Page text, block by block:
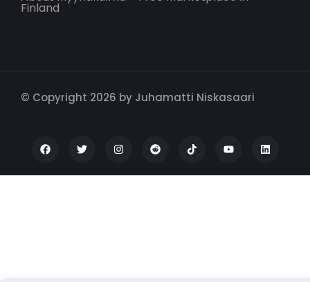
Finland
© Copyright 2026 by Juhamatti Niskasaari